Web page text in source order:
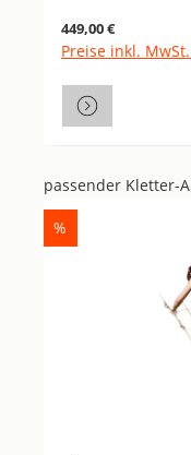
Regulärer Preis:
449,00 €
Preise inkl.
Produktgalerie
passender Kletter-
RABATT
%